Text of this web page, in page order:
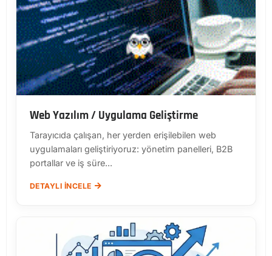
Web Yazılım / Uygulama Geliştirme
Tarayıcıda çalışan, her yerden erişilebilen web
uygulamaları geliştiriyoruz: yönetim panelleri, B2B
portallar ve iş süre...
DETAYLI İNCELE